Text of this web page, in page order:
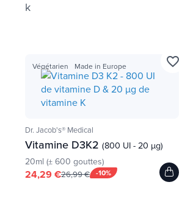
k
Végétarien Made in Europe
Dr. Jacob's® Medical
Vitamine D3K2 (800 UI - 20 µg)
20ml (± 600 gouttes)
-10%
24,29 €26,99 €
favorite_border